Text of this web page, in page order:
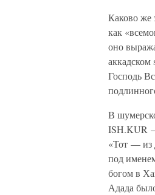
Каково же
как
оно
аккадском
Господь
В
ISH.KUR
«Тот — из
под
богом в
Адада